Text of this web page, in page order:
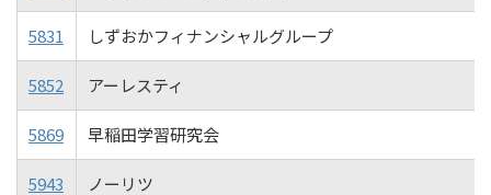
5831 しずおかフィナンシャルグループ
5852 アーレスティ
5869 早稲田学習研究会
5943 ノーリツ